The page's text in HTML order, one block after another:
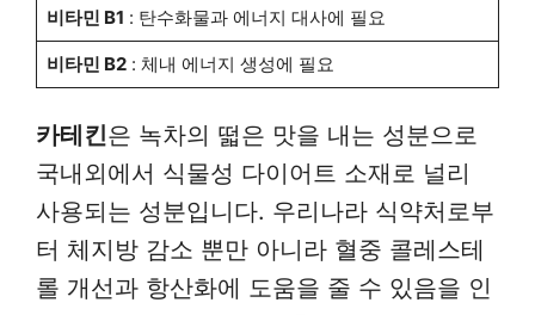
비타민 B1 : 탄수화물과 에너지 대사에 필요
비타민 B2: 체내 에너지 생성에 필요
카테킨은 녹차의 떫은 맛을 내는 성분으로
국내외에서 식물성 다이어트 소재로 널리
사용되는 성분입니다. 우리나라 식약처로부
터 체지방 감소 뿐만 아니라 혈중 콜레스테
롤 개선과 항산화에 도움을 줄 수 있음을 인